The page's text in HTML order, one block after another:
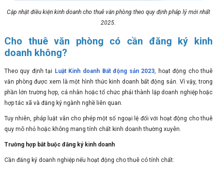
Cập nhật điều kiện kinh doanh cho thuê văn phòng theo quy định pháp lý mới nhất
2025.
Cho thuê văn phòng có cần đăng ký kinh
doanh không?
Theo quy định tại Luật Kinh doanh Bất động sản 2023, hoạt động cho thuê
văn phòng được xem là một hình thức kinh doanh bất động sản. Vì vậy, trong
phần lớn trường hợp, cá nhân hoặc tổ chức phải thành lập doanh nghiệp hoặc
hợp tác xã và đăng ký ngành nghề liên quan.
Tuy nhiên, pháp luật vẫn cho phép một số ngoại lệ đối với hoạt động cho thuê
quy mô nhỏ hoặc không mang tính chất kinh doanh thường xuyên.
Trường hợp bắt buộc đăng ký kinh doanh
Cần đăng ký doanh nghiệp nếu hoạt động cho thuê có tính chất: